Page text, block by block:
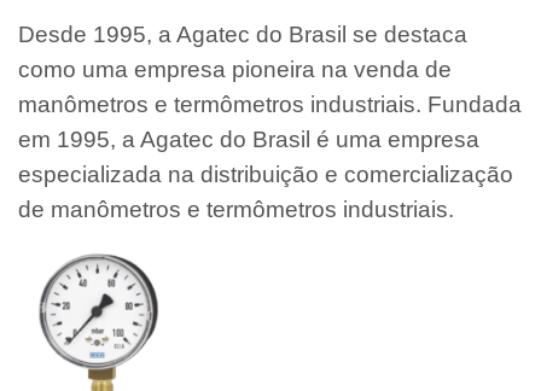
Desde 1995, a Agatec do Brasil se destaca
como uma empresa pioneira na venda de
manômetros e termômetros industriais. Fundada
em 1995, a Agatec do Brasil é uma empresa
especializada na distribuição e comercialização
de manômetros e termômetros industriais.